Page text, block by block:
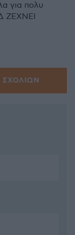
για πολυ
ΖΕΧΝΕΙ